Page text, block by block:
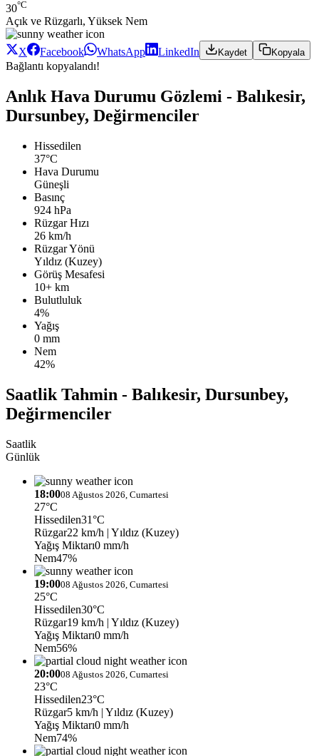
30°C
Açık ve Rüzgarlı, Yüksek Nem
X Facebook WhatsApp LinkedIn Kaydet Kopyala
Bağlantı kopyalandı!
Anlık Hava Durumu Gözlemi - Balıkesir,
Dursunbey, Değirmenciler
Hissedilen
37°C
Hava Durumu
Güneşli
Basınç
924 hPa
Rüzgar Hızı
26 km/h
Rüzgar Yönü
Yıldız (Kuzey)
Görüş Mesafesi
10+ km
Bulutluluk
4%
Yağış
0 mm
Nem
42%
Saatlik Tahmin - Balıkesir, Dursunbey,
Değirmenciler
Saatlik
Günlük
18:0008 Ağustos 2026, Cumartesi
27°C
Hissedilen31°C
Rüzgar22 km/h | Yıldız (Kuzey)
Yağış Miktarı0 mm/h
Nem47%
19:0008 Ağustos 2026, Cumartesi
25°C
Hissedilen30°C
Rüzgar19 km/h | Yıldız (Kuzey)
Yağış Miktarı0 mm/h
Nem56%
20:0008 Ağustos 2026, Cumartesi
23°C
Hissedilen23°C
Rüzgar5 km/h | Yıldız (Kuzey)
Yağış Miktarı0 mm/h
Nem74%